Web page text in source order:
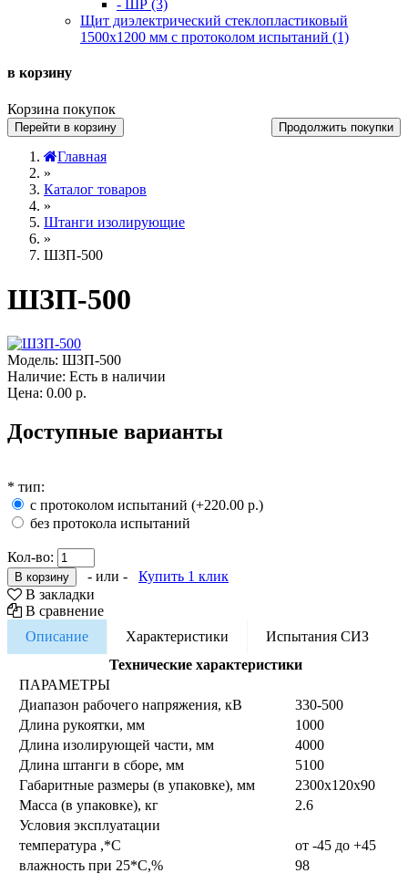
- ШР (3)
Щит диэлектрический стеклопластиковый
1500х1200 мм с протоколом испытаний (1)
в корзину
Корзина покупок
Перейти в корзину Продолжить покупки
Главная
»
Каталог товаров
»
Штанги изолирующие
»
ШЗП-500
ШЗП-500
Модель: ШЗП-500
Наличие: Есть в наличии
Цена: 0.00 р.
Доступные варианты
* тип:
с протоколом испытаний (+220.00 р.)
без протокола испытаний
Кол-во:
- или -
Купить 1 клик
В закладки
В сравнение
Описание
Характеристики
Испытания СИЗ
Технические характеристики
ПАРАМЕТРЫ
Диапазон рабочего напряжения, кВ
330-500
Длина рукоятки, мм
1000
Длина изолирующей части, мм
4000
Длина штанги в сборе, мм
5100
Габаритные размеры (в упаковке), мм
2300x120x90
Масса (в упаковке), кг
2.6
Условия эксплуатации
температура ,*С
от -45 до +45
влажность при 25*С,%
98